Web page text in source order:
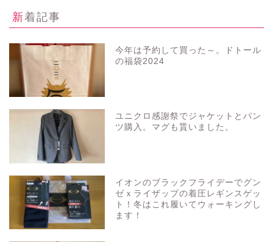
新着記事
今年は予約して買った～。ドトール
の福袋2024
ユニクロ感謝祭でジャケットとパン
ツ購入。マグも貰いました。
イオンのブラックフライデーでグン
ゼｘライザップの着圧レギンスゲッ
ト！冬はこれ履いてウォーキングし
ます！